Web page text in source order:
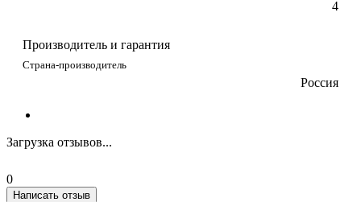
4
Производитель и гарантия
Страна-производитель
Россия
Загрузка отзывов...
0
Написать отзыв